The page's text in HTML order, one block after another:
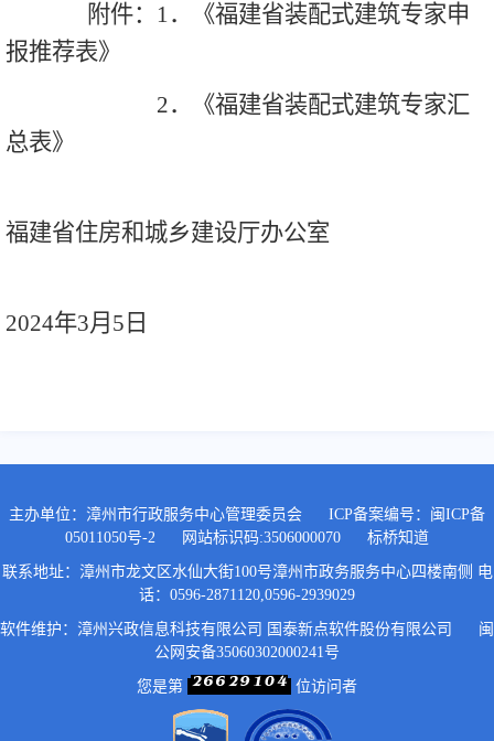
附件：1．《福建省装配式建筑专家申
报推荐表》
2．《福建省装配式建筑专家汇
总表》
福建省住房和城乡建设厅办公室
2024年3月5日
主办单位：漳州市行政服务中心管理委员会 ICP备案编号： 闽ICP备
05011050号-2
网站标识码:3506000070 标桥知道
联系地址：漳州市龙文区水仙大街100号漳州市政务服务中心四楼南侧 电
话：0596-2871120,0596-2939029
软件维护：漳州兴政信息科技有限公司 国泰新点软件股份有限公司
闽
公网安备35060302000241号
您是第 位访问者